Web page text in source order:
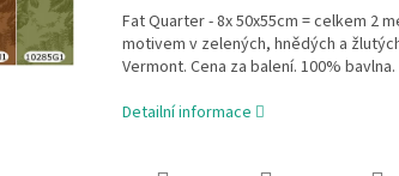
Fat Quarter - 8x 50x55cm = celkem 2
motivem v zelených, hnědých a
Vermont. Cena za balení. 100% bavlna.
Detailní informace